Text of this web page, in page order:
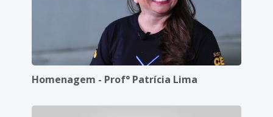
Homenagem - Prof° Patrícia Lima